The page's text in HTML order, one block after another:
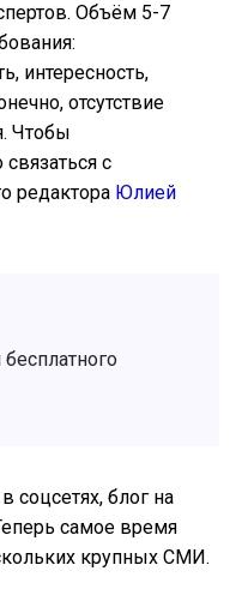
Объём 5-7
интересность,
отсутствие
Чтобы
с
редактора Юлией
соцсетях, блог на
самое время
крупных СМИ.